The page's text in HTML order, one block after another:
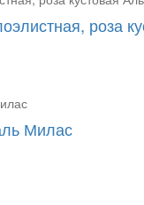
роза
Милас